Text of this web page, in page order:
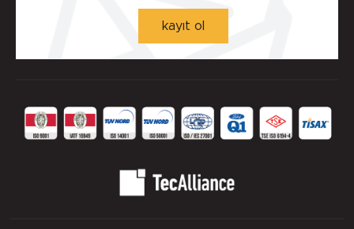
Ra=1,6÷6,3µm, Rz=10÷20µm, Rmax=25µm
kayıt ol